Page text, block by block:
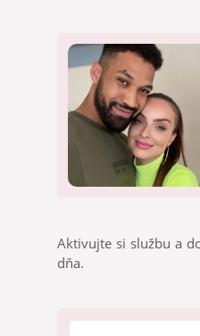
Aktivujte si službu a
dňa.